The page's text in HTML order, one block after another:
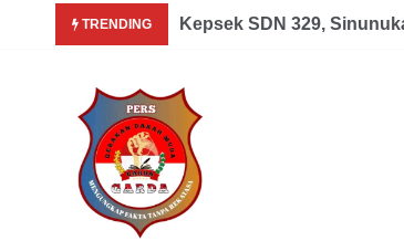
TRENDING
dan Mandiri Agustus 07, 2026
Kepsek SDN 329,